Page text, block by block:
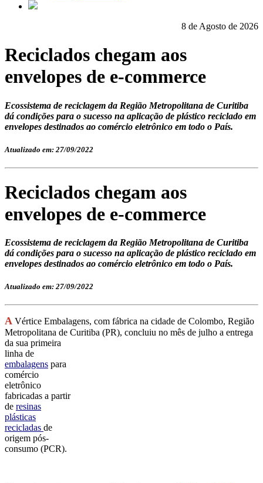
8 de Agosto de 2026
Reciclados chegam aos
envelopes de e-commerce
Ecossistema de reciclagem da Região Metropolitana de Curitiba
dá condições para o sucesso na aplicação de plástico reciclado em
envelopes destinados ao comércio eletrônico em todo o País.
Atualizado em: 27/09/2022
Reciclados chegam aos
envelopes de e-commerce
Ecossistema de reciclagem da Região Metropolitana de Curitiba
dá condições para o sucesso na aplicação de plástico reciclado em
envelopes destinados ao comércio eletrônico em todo o País.
Atualizado em: 27/09/2022
A Vértice Embalagens, com fábrica na cidade de Colombo, Região
Metropolitana de Curitiba (PR), concluiu no mês de julho a entrega
da sua primeira
linha de
embalagens para
comércio
eletrônico
fabricadas a partir
de resinas
plásticas
recicladas de
origem pós-
consumo (PCR).